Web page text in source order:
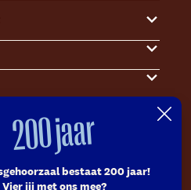
Café Caat
Catharinahof, 2311 CS Leiden
WebsiteInstagram
200 jaar
bestaat 200 jaar!
Vier jij met ons mee?